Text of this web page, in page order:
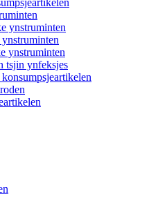
ynstruminten
ynstruminten
tsjin ynfeksjes